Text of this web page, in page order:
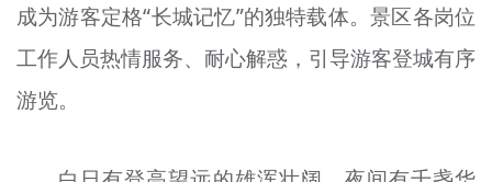
成为游客定格“长城记忆”的独特载体。景区各岗位
工作人员热情服务、耐心解惑，引导游客登城有序
游览。